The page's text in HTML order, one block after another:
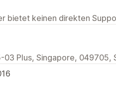
bietet keinen direkten
03 Plus, Singapore, 049705,